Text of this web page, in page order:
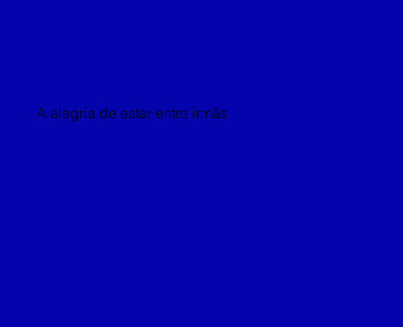
A alegria de estar entre irmãs